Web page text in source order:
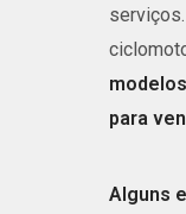
para
Alguns